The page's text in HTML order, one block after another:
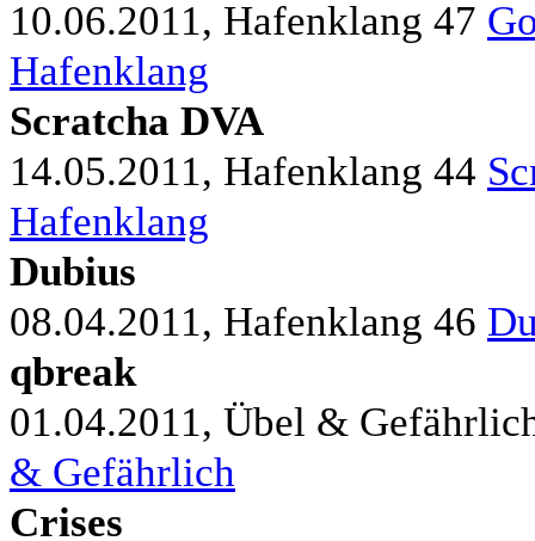
10.06.2011, Hafenklang 47
Hafenklang
Scratcha DVA
14.05.2011, Hafenklang 44
Hafenklang
Dubius
08.04.2011, Hafenklang 46
qbreak
01.04.2011, Übel &
& Gefährlich
Crises